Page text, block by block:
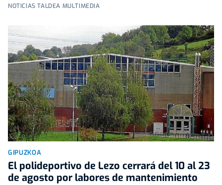
NOTICIAS TALDEA MULTIMEDIA
GIPUZKOA
El polideportivo de Lezo cerrará del 10 al 23
de agosto por labores de mantenimiento